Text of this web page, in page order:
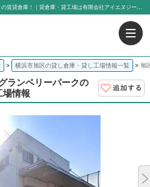
旭区上川井町貸倉庫 南町田グランベリーパークの賃貸倉庫！｜貸倉庫・貸工場は有限会社アイエヌジー・トゥエンティーワン
横浜市旭区の貸し倉庫・貸し工場情報一覧 旭
ランベリーパークの
場情報